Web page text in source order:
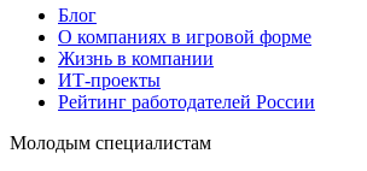
Блог
О компаниях в игровой форме
Жизнь в компании
ИТ-проекты
Рейтинг работодателей России
Молодым специалистам